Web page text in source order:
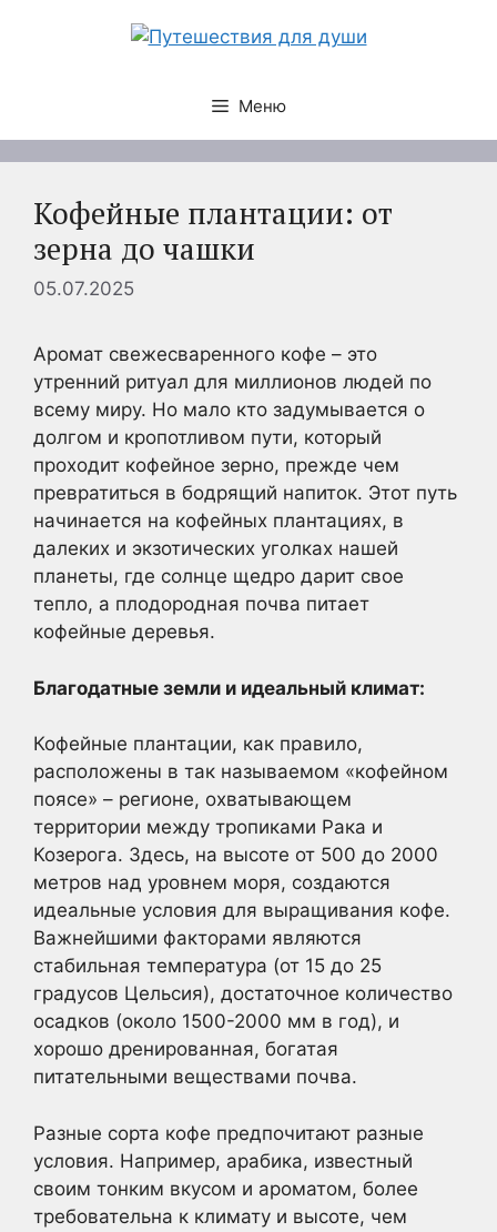
Меню
Кофейные плантации: от
зерна до чашки
05.07.2025
Аромат свежесваренного кофе – это
утренний ритуал для миллионов людей по
всему миру. Но мало кто задумывается о
долгом и кропотливом пути, который
проходит кофейное зерно, прежде чем
превратиться в бодрящий напиток. Этот путь
начинается на кофейных плантациях, в
далеких и экзотических уголках нашей
планеты, где солнце щедро дарит свое
тепло, а плодородная почва питает
кофейные деревья.
Благодатные земли и идеальный климат:
Кофейные плантации, как правило,
расположены в так называемом «кофейном
поясе» – регионе, охватывающем
территории между тропиками Рака и
Козерога. Здесь, на высоте от 500 до 2000
метров над уровнем моря, создаются
идеальные условия для выращивания кофе.
Важнейшими факторами являются
стабильная температура (от 15 до 25
градусов Цельсия), достаточное количество
осадков (около 1500-2000 мм в год), и
хорошо дренированная, богатая
питательными веществами почва.
Разные сорта кофе предпочитают разные
условия. Например, арабика, известный
своим тонким вкусом и ароматом, более
требовательна к климату и высоте, чем